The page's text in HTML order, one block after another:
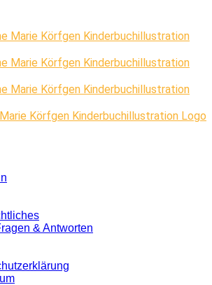
Körfgen Kinderbuchillustration Logo
& Antworten